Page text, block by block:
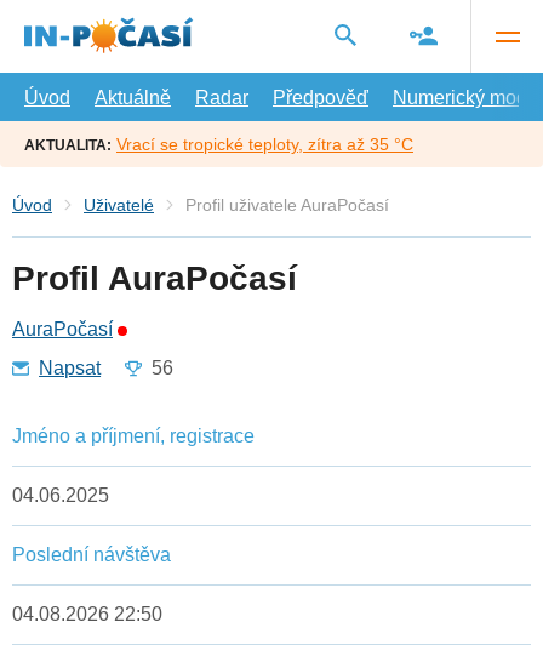
hlavní
Úvod
Aktuálně Radar Předpověď Numerický model
AKTUALITA: Vrací se tropické teploty, zítra až 35 °C
Úvod Uživatelé Profil uživatele AuraPočasí
Profil AuraPočasí
AuraPočasí
Napsat
56
Jméno a příjmení, registrace
04.06.2025
Poslední návštěva
04.08.2026 22:50